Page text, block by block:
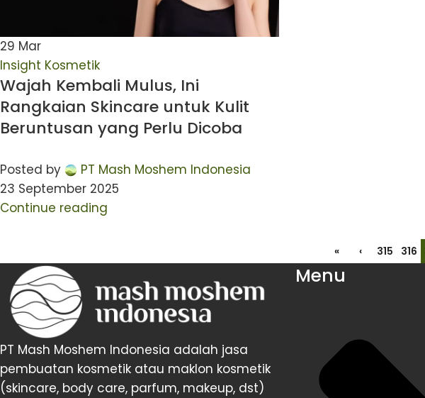
29 Mar
Insight Kosmetik
Wajah Kembali Mulus, Ini
Rangkaian Skincare untuk Kulit
Beruntusan yang Perlu Dicoba
Posted by
PT Mash Moshem Indonesia
23 September 2025
Continue reading
« ‹ 315 316
PT Mash Moshem Indonesia adalah jasa
pembuatan kosmetik atau maklon kosmetik
(skincare, body care, parfum, makeup, dst)
Menu